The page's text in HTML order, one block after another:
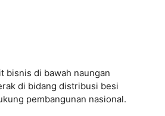
bisnis di bawah naungan
di bidang distribusi besi
pembangunan nasional.